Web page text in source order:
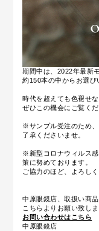
期間中は、2022年最新
約150本の中からお選び
時代を超えても色褪せ
ぜひこの機会にご覧くだ
※サンプル受注のため
了承くださいませ。
※新型コロナウィルス
策に努めております。
ご協力のほど、よろし
中原眼鏡店、取扱い商
こちらよりお願い致しま
お問い合わせはこちら
中原眼鏡店